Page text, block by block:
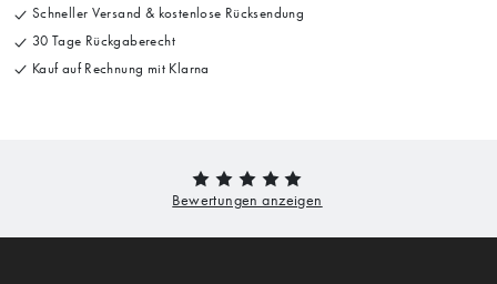
Schneller Versand & kostenlose Rücksendung
30 Tage Rückgaberecht
Kauf auf Rechnung mit Klarna